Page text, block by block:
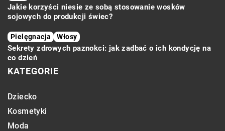
Jakie korzyści niesie ze sobą stosowanie wosków
sojowych do produkcji świec?
Pielęgnacja Włosy
Sekrety zdrowych paznokci: jak zadbać o ich kondycję na
co dzień
KATEGORIE
Dziecko
Kosmetyki
Moda